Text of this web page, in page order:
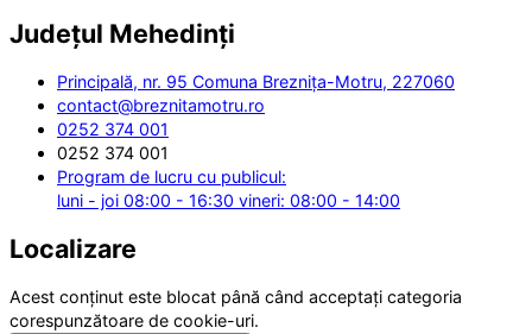
Județul Mehedinți
Principală, nr. 95 Comuna Breznița-Motru, 227060
contact@breznitamotru.ro
0252 374 001
0252 374 001
Program de lucru cu publicul:
luni - joi 08:00 - 16:30 vineri: 08:00 - 14:00
Localizare
Acest conținut este blocat până când acceptați categoria
corespunzătoare de cookie-uri.